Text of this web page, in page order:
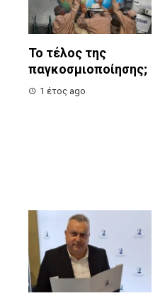
Το τέλος της
παγκοσμιοποίησης;
1 έτος ago